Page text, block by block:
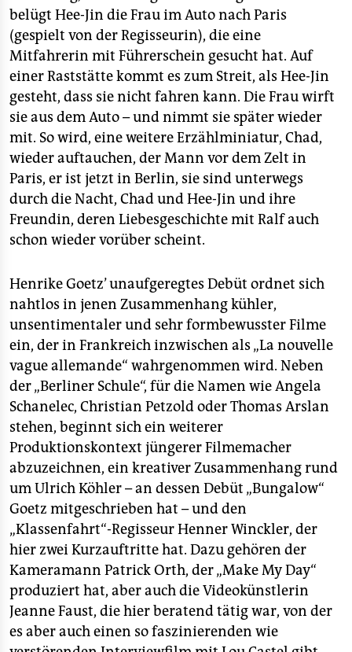
belügt Hee-Jin die Frau im Auto nach Paris
(gespielt von der Regisseurin), die eine
Mitfahrerin mit Führerschein gesucht hat. Auf
einer Raststätte kommt es zum Streit, als Hee-Jin
gesteht, dass sie nicht fahren kann. Die Frau wirft
sie aus dem Auto – und nimmt sie später wieder
mit. So wird, eine weitere Erzählminiatur, Chad,
wieder auftauchen, der Mann vor dem Zelt in
Paris, er ist jetzt in Berlin, sie sind unterwegs
durch die Nacht, Chad und Hee-Jin und ihre
Freundin, deren Liebesgeschichte mit Ralf auch
schon wieder vorüber scheint.
Henrike Goetz’ unaufgeregtes Debüt ordnet sich
nahtlos in jenen Zusammenhang kühler,
unsentimentaler und sehr formbewusster Filme
ein, der in Frankreich inzwischen als „La nouvelle
vague allemande“ wahrgenommen wird. Neben
der „Berliner Schule“, für die Namen wie Angela
Schanelec, Christian Petzold oder Thomas Arslan
stehen, beginnt sich ein weiterer
Produktionskontext jüngerer Filmemacher
abzuzeichnen, ein kreativer Zusammenhang rund
um Ulrich Köhler – an dessen Debüt „Bungalow“
Goetz mitgeschrieben hat – und den
„Klassenfahrt“-Regisseur Henner Winckler, der
hier zwei Kurzauftritte hat. Dazu gehören der
Kameramann Patrick Orth, der „Make My Day“
produziert hat, aber auch die Videokünstlerin
Jeanne Faust, die hier beratend tätig war, von der
es aber auch einen so faszinierenden wie